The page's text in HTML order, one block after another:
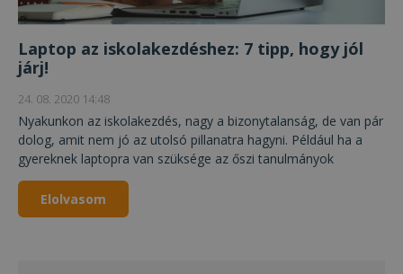
Laptop az iskolakezdéshez: 7 tipp, hogy jól
járj!
24. 08. 2020 14:48
Nyakunkon az iskolakezdés, nagy a bizonytalanság, de van pár
dolog, amit nem jó az utolsó pillanatra hagyni. Például ha a
gyereknek laptopra van szüksége az őszi tanulmányok
elkezdéséhez.
Elolvasom